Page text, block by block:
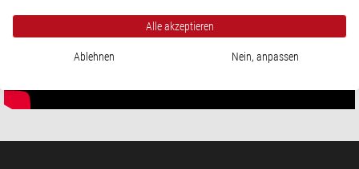
Alle akzeptieren
Ablehnen Nein, anpassen